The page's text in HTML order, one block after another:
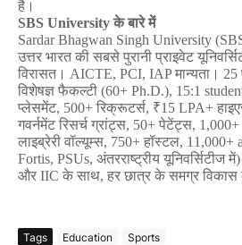
है।
SBS University के बारे में
Sardar Bhagwan Singh University
उत्तर भारत की सबसे पुरानी प्राइवेट
विरासत। AICTE, PCI, IAP मान्यता। 25
विशेषज्ञ फैकल्टी
प्लेसमेंट, 500+ रिक्रूटर्स, ₹15 LPA+
गवर्नमेंट रिसर्च ग्रांट्स, 50+ पेटेंट्स, 1,000+
लाइब्रेरी वॉल्यूम्स, 750+ हॉस्टल, 11,000+
Fortis, PSUs, अंतरराष्ट्रीय यूनिवर्सिटीज में)
और IIC के साथ, हर छात्र के समग्र विकास
Tags Education Sports